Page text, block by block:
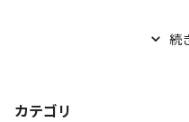
続
カテゴリ